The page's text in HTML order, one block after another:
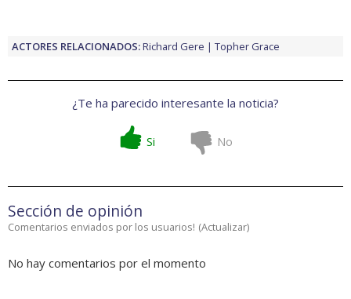
ACTORES RELACIONADOS:Richard Gere Topher Grace
¿Te ha parecido interesante la noticia?
Si No
Sección de opinión
Comentarios enviados por los usuarios! (Actualizar)
No hay comentarios por el momento